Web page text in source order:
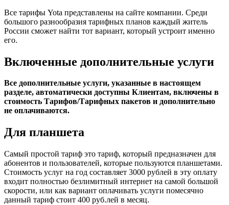
Все тарифы Yota представлены на сайте компании. Среди
большого разнообразия тарифных планов каждый житель
России сможет найти тот вариант, который устроит именно
его.
Включенные дополнительные услуги
Все дополнительные услуги, указанные в настоящем
разделе, автоматически доступны Клиентам, включены в
стоимость Тарифов/Тарифных пакетов и дополнительно
не оплачиваются.
Для планшета
Самый простой тариф это тариф, который предназначен для
абонентов и пользователей, которые пользуются планшетами.
Стоимость услуг на год составляет 3000 рублей в эту оплату
входит полностью безлимитный интернет на самой большой
скорости, или как вариант оплачивать услуги помесячно
данный тариф стоит 400 руб.лей в месяц.